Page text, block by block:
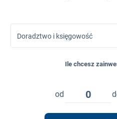
Doradztwo i księgowość
Ile chcesz
od 0